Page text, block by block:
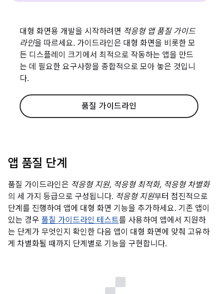
대형 화면용 개발을 시작하려면 적응형 앱 품질 가이드
라인을 따르세요. 가이드라인은 대형 화면을 비롯한 모
든 디스플레이 크기에서 최적으로 작동하는 앱을 만드
는 데 필요한 요구사항을 종합적으로 모아 놓은 것입니
다.
품질 가이드라인
앱 품질 단계
품질 가이드라인은 적응형 지원, 적응형 최적화, 적응형 차별화
의 세 가지 등급으로 구성됩니다. 적응형 지원부터 점진적으로
단계를 진행하여 앱에 대형 화면 기능을 추가하세요. 기존 앱이
있는 경우 품질 가이드라인 테스트를 사용하여 앱에서 지원하
는 단계가 무엇인지 확인한 다음 앱이 대형 화면에 맞춰 고유하
게 차별화될 때까지 단계별로 기능을 구현합니다.